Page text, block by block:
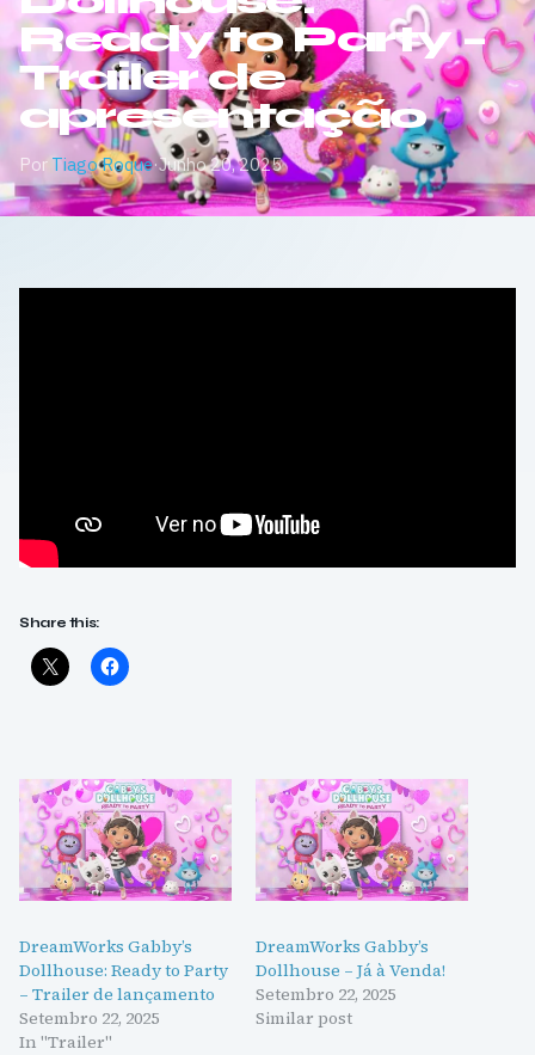
Ready to Party –
Trailer de
apresentação
Por Tiago Roque·Junho 20, 2025
Share this:
DreamWorks Gabby’s
Dollhouse: Ready to Party
– Trailer de lançamento
Setembro 22, 2025
In "Trailer"
DreamWorks Gabby’s
Dollhouse – Já à Venda!
Setembro 22, 2025
Similar post